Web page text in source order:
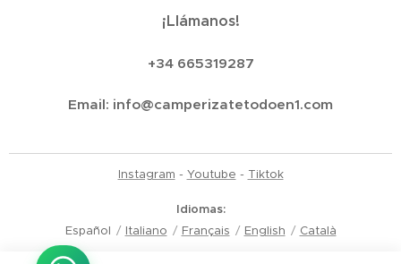
¡Llámanos!
+34 665319287
Email: info@camperizatetodoen1.com
Instagram - Youtube - Tiktok
Idiomas
Español
Italiano Français English Català